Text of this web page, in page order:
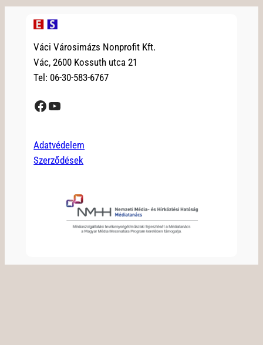
Váci Városimázs Nonprofit Kft.
Vác, 2600 Kossuth utca 21
Tel: 06-30-583-6767
Facebook YouTube
Adatvédelem
Szerződések